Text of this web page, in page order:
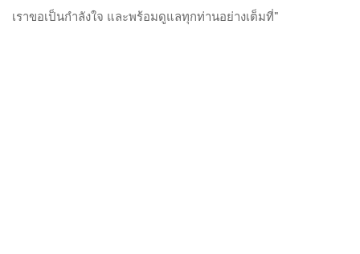
เราขอเป็นกำลังใจ และพร้อมดูแลทุกท่านอย่างเต็มที่"